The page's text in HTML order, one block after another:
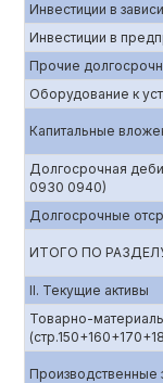
Инвестиции в
Инвестиции в
Прочие
Оборудование к
Капитальные
Долгосрочная
0930 0940)
Долгосрочные
ИТОГО ПО РАЗДЕЛУ
II. Текущие активы
Товарно-
Производственные